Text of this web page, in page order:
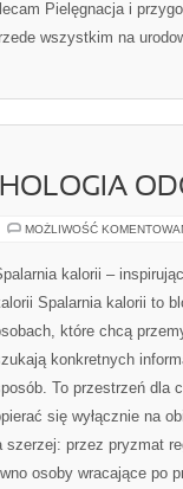
Pielęgnacja i
wszystkim na
MOŻLIWOŚĆ
kalorii –
Spalarnia kalorii to
które chcą
konkretnych
To przestrzeń dla
się wyłącznie na
przez pryzmat
osoby wracające po